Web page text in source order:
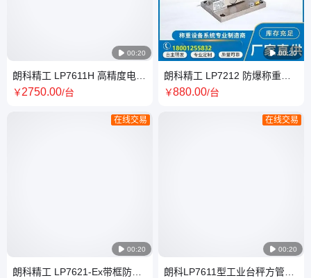
 00:20
朗科精工 LP7611H 高精度电子
台秤 1/6000分度 专业制造
￥2750.00/台
 00:20
在线交易
朗科精工 LP7621-Ex带框防爆
 00:20
朗科精工 LP7212 防爆称重模
块 板式固定安装反应釜料仓料
￥880.00/台
 00:20
在线交易
朗科LP7611型工业台秤方管秤